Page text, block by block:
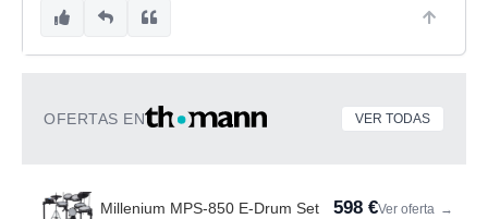
OFERTAS EN VER TODAS
Millenium MPS-850 E-Drum Set 598 €Ver oferta →